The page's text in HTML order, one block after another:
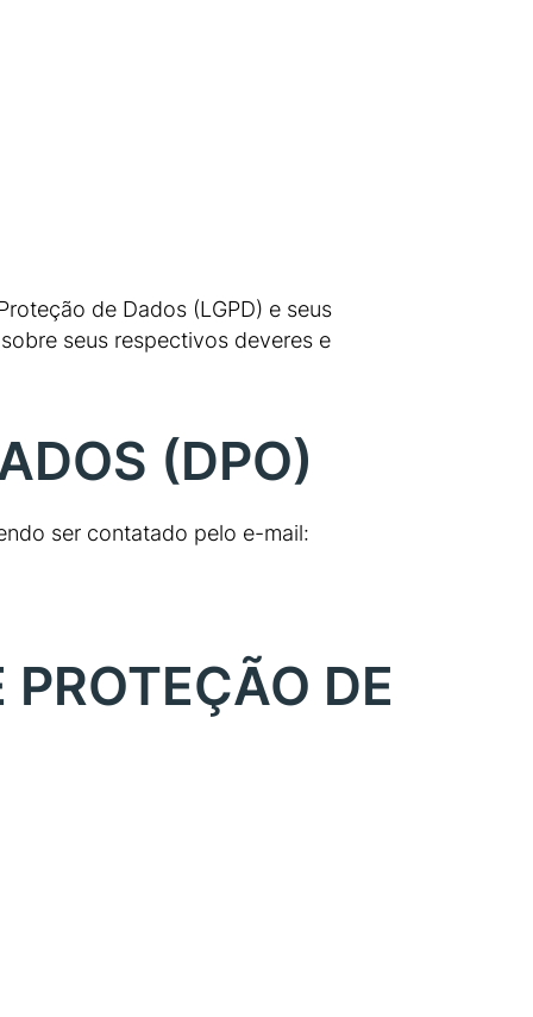
de Dados (LGPD) e seus
seus respectivos deveres e
(DPO)
ser contatado pelo e-mail:
DE